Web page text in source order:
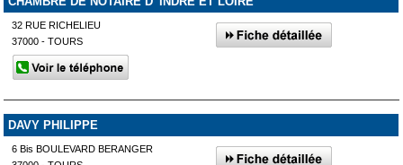
32 RUE RICHELIEU
37000 - TOURS
DAVY PHILIPPE
6 Bis BOULEVARD BERANGER